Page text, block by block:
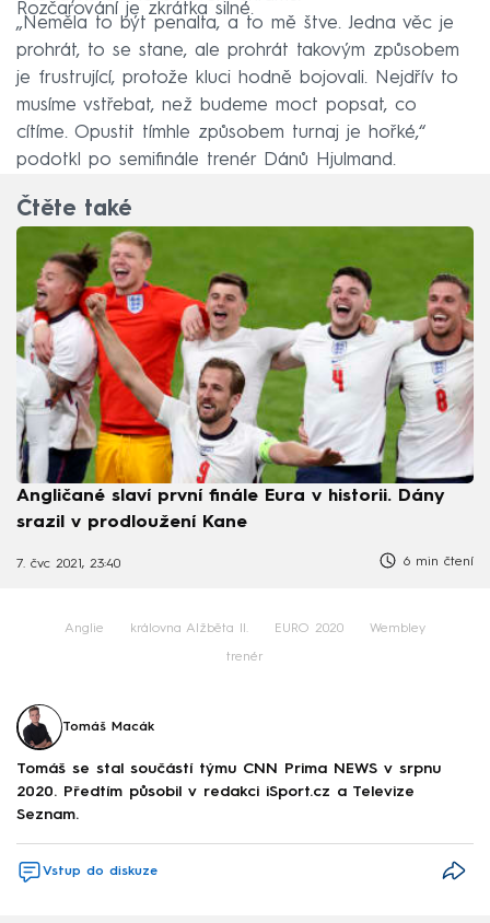
Rozčarování je zkrátka silné.
„Neměla to být penalta, a to mě štve. Jedna věc je
prohrát, to se stane, ale prohrát takovým způsobem
je frustrující, protože kluci hodně bojovali. Nejdřív to
musíme vstřebat, než budeme moct popsat, co
cítíme. Opustit tímhle způsobem turnaj je hořké,“
podotkl po semifinále trenér Dánů Hjulmand.
Čtěte také
Angličané slaví první finále Eura v historii. Dány
srazil v prodloužení Kane
7. čvc 2021, 23:40 6 min čtení
Anglie královna Alžběta II. EURO 2020 Wembley
trenér
Tomáš Macák
Tomáš se stal součástí týmu CNN Prima NEWS v srpnu
2020. Předtím působil v redakci iSport.cz a Televize
Seznam.
Vstup do diskuze